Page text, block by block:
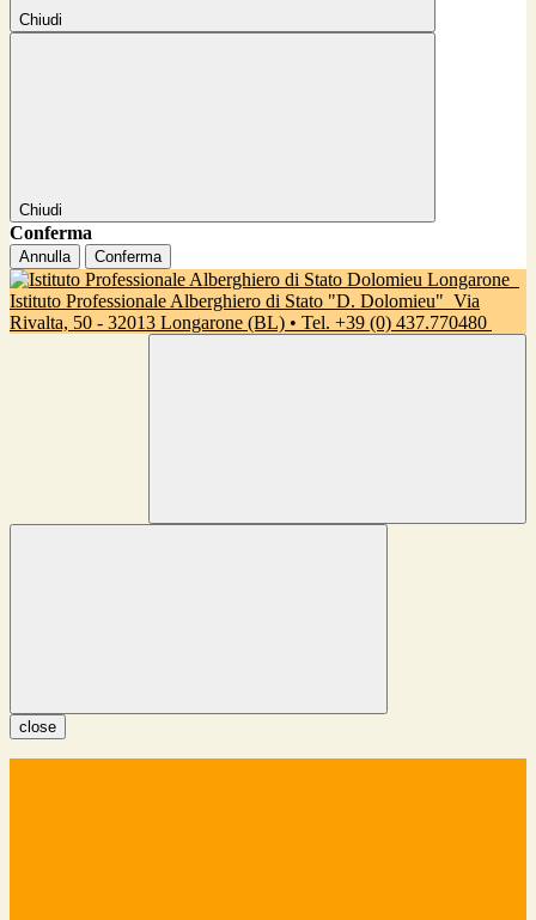
Chiudi
Chiudi
Conferma
Annulla Conferma
Istituto Professionale Alberghiero di Stato "D. Dolomieu" Via
Rivalta, 50 - 32013 Longarone (BL) • Tel. +39 (0) 437.770480
close